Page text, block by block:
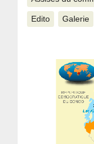
Edito Galerie